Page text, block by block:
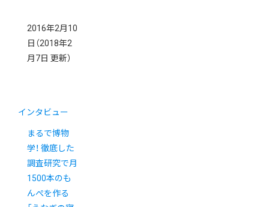
2016年2月10
日 （2018年2
月7日 更新）
インタビュー
まるで博物
学！ 徹底した
調査研究で月
1500本のも
んぺを作る